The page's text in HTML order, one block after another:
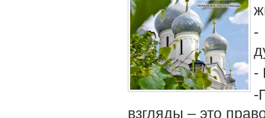
-
-
-
взгляды – это